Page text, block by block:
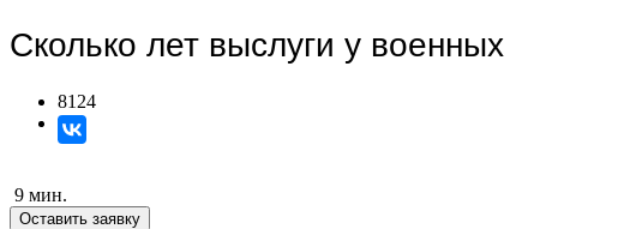
Сколько лет выслуги у военных
8124
9 мин.
Оставить заявку